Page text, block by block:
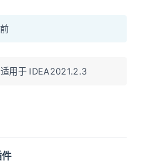
用于 IDEA2021.2.3